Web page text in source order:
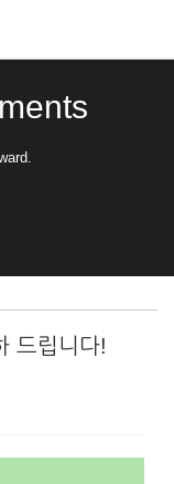
드립니다!